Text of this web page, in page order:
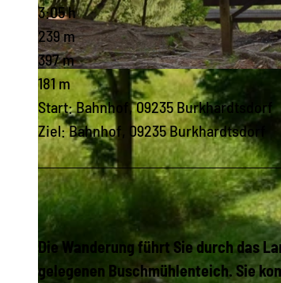
© Corinna Bergelt, Greifensteinregion |CC-BY-ND
3:05 h
239 m
397 m
181 m
Start: Bahnhof, 09235 Burkhardtsdorf
Ziel: Bahnhof, 09235 Burkhardtsdorf
Die Wanderung führt Sie durch das
gelegenen Buschmühlenteich. Sie